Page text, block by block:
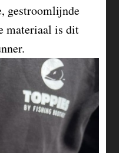
gestroomlijnde
materiaal is dit